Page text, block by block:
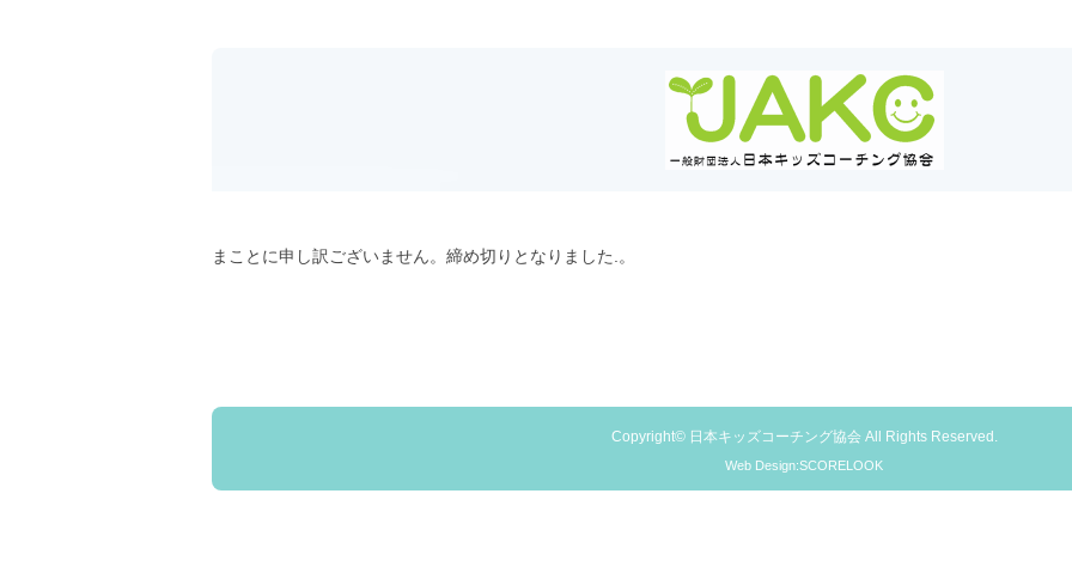
まことに申し訳ございません。締め切りとなりました.。
Copyright© 日本キッズコーチング協会 All Rights Reserved.
Web Design:SCORELOOK